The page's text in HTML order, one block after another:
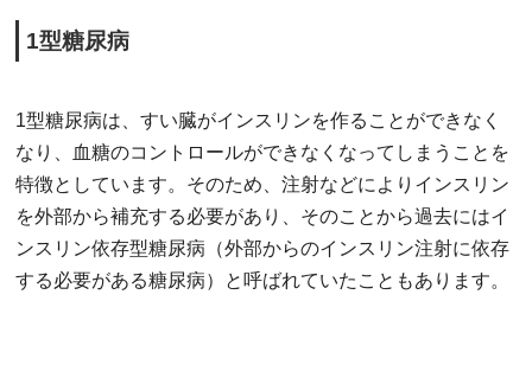
1型糖尿病
1型糖尿病は、すい臓がインスリンを作ることができなく
なり、血糖のコントロールができなくなってしまうことを
特徴としています。そのため、注射などによりインスリン
を外部から補充する必要があり、そのことから過去にはイ
ンスリン依存型糖尿病（外部からのインスリン注射に依存
する必要がある糖尿病）と呼ばれていたこともあります。